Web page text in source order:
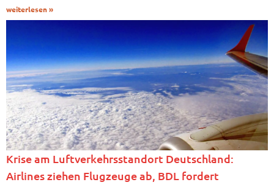
weiterlesen »
Krise am Luftverkehrsstandort Deutschland:
Airlines ziehen Flugzeuge ab, BDL fordert